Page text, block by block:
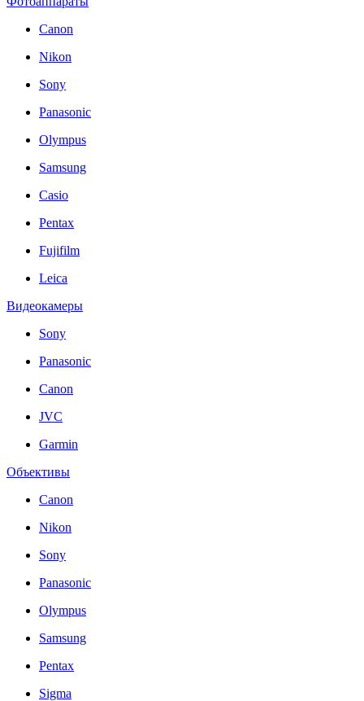
Canon
Nikon
Sony
Panasonic
Olympus
Samsung
Casio
Pentax
Fujifilm
Leica
Видеокамеры
Sony
Panasonic
Canon
JVC
Garmin
Объективы
Canon
Nikon
Sony
Panasonic
Olympus
Samsung
Pentax
Sigma